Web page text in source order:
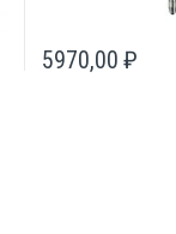
5970,00₽